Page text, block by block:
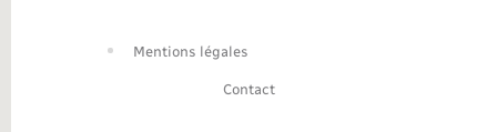
Mentions légales
Contact